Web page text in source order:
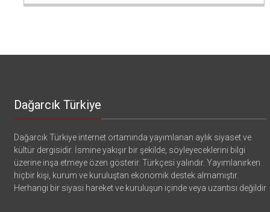
Dağarcık Türkiye
Dağarcık Türkiye internet ortamında yayımlanan aylık siyaset ve
kültür dergisidir. İsmine yakışır bir şekilde, söyleyeceklerini bilgi
üzerine inşa etmeye özen gösterir. Türkçesi yalındır. Yayımlanırken
hiçbir kişi, kurum ve kuruluştan ekonomik destek almamıştır.
Herhangi bir siyasi hareket ve kuruluşun içinde veya uzantısı değildir